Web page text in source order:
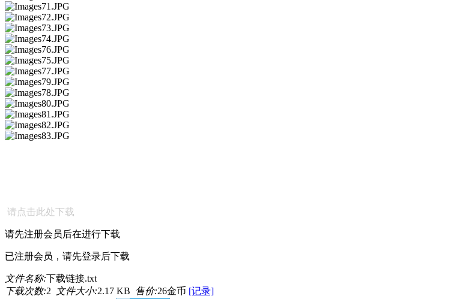
请点击此处下载
请先注册会员后在进行下载
已注册会员，请先登录后下载
文件名称:下载链接.txt
下载次数:2 文件大小:2.17 KB 售价:26金币 [记录]